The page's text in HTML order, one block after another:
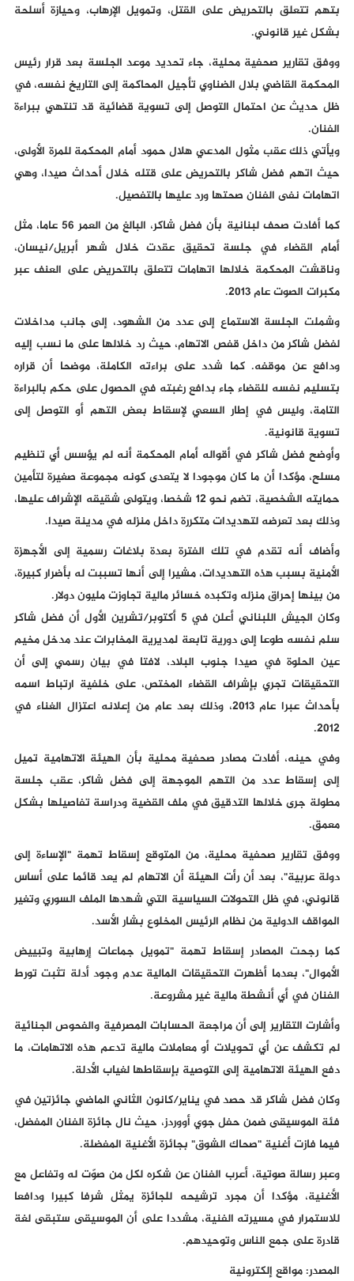
بتهم تتعلق بالتحريض على القتل، وتمويل الإرهاب، وحيازة أسلحة
بشكل غير قانوني.
ووفق تقارير صحفية محلية، جاء تحديد موعد الجلسة بعد قرار رئيس
المحكمة القاضي بلال الضناوي تأجيل المحاكمة إلى التاريخ نفسه، في
ظل حديث عن احتمال التوصل إلى تسوية قضائية قد تنتهي ببراءة
الفنان.
ويأتي ذلك عقب مثول المدعي هلال حمود أمام المحكمة للمرة الأولى،
حيث اتهم فضل شاكر بالتحريض على قتله خلال أحداث صيدا، وهي
اتهامات نفى الفنان صحتها ورد عليها بالتفصيل.
كما أفادت صحف لبنانية بأن فضل شاكر، البالغ من العمر 56 عاما، مثل
أمام القضاء في جلسة تحقيق عقدت خلال شهر أبريل/نيسان،
وناقشت المحكمة خلالها اتهامات تتعلق بالتحريض على العنف عبر
مكبرات الصوت عام 2013.
وشملت الجلسة الاستماع إلى عدد من الشهود، إلى جانب مداخلات
لفضل شاكر من داخل قفص الاتهام، حيث رد خلالها على ما نسب إليه
ودافع عن موقفه. كما شدد على براءته الكاملة، موضحا أن قراره
بتسليم نفسه للقضاء جاء بدافع رغبته في الحصول على حكم بالبراءة
التامة، وليس في إطار السعي لإسقاط بعض التهم أو التوصل إلى
تسوية قانونية.
وأوضح فضل شاكر في أقواله أمام المحكمة أنه لم يؤسس أي تنظيم
مسلح، مؤكدا أن ما كان موجودا لا يتعدى كونه مجموعة صغيرة لتأمين
حمايته الشخصية، تضم نحو 12 شخصا، ويتولى شقيقه الإشراف عليها،
وذلك بعد تعرضه لتهديدات متكررة داخل منزله في مدينة صيدا.
وأضاف أنه تقدم في تلك الفترة بعدة بلاغات رسمية إلى الأجهزة
الأمنية بسبب هذه التهديدات، مشيرا إلى أنها تسببت له بأضرار كبيرة،
من بينها إحراق منزله وتكبده خسائر مالية تجاوزت مليون دولار.
وكان الجيش اللبناني أعلن في 5 أكتوبر/تشرين الأول أن فضل شاكر
سلم نفسه طوعا إلى دورية تابعة لمديرية المخابرات عند مدخل مخيم
عين الحلوة في صيدا جنوب البلاد، لافتا في بيان رسمي إلى أن
التحقيقات تجري بإشراف القضاء المختص، على خلفية ارتباط اسمه
بأحداث عبرا عام 2013، وذلك بعد عام من إعلانه اعتزال الغناء في
2012.
وفي حينه، أفادت مصادر صحفية محلية بأن الهيئة الاتهامية تميل
إلى إسقاط عدد من التهم الموجهة إلى فضل شاكر، عقب جلسة
مطولة جرى خلالها التدقيق في ملف القضية ودراسة تفاصيلها بشكل
معمق.
ووفق تقارير صحفية محلية، من المتوقع إسقاط تهمة "الإساءة إلى
دولة عربية"، بعد أن رأت الهيئة أن الاتهام لم يعد قائما على أساس
قانوني، في ظل التحولات السياسية التي شهدها الملف السوري وتغير
المواقف الدولية من نظام الرئيس المخلوع بشار الأسد.
كما رجحت المصادر إسقاط تهمة "تمويل جماعات إرهابية وتبييض
الأموال"، بعدما أظهرت التحقيقات المالية عدم وجود أدلة تثبت تورط
الفنان في أي أنشطة مالية غير مشروعة.
وأشارت التقارير إلى أن مراجعة الحسابات المصرفية والفحوص الجنائية
لم تكشف عن أي تحويلات أو معاملات مالية تدعم هذه الاتهامات، ما
دفع الهيئة الاتهامية إلى التوصية بإسقاطها لغياب الأدلة.
وكان فضل شاكر قد حصد في يناير/كانون الثاني الماضي جائزتين في
فئة الموسيقى ضمن حفل جوي أووردز، حيث نال جائزة الفنان المفضل،
فيما فازت أغنية "صحاك الشوق" بجائزة الأغنية المفضلة.
وعبر رسالة صوتية، أعرب الفنان عن شكره لكل من صوّت له وتفاعل مع
الأغنية، مؤكدا أن مجرد ترشيحه للجائزة يمثل شرفا كبيرا ودافعا
للاستمرار في مسيرته الفنية، مشددا على أن الموسيقى ستبقى لغة
قادرة على جمع الناس وتوحيدهم.
المصدر: مواقع إلكترونية